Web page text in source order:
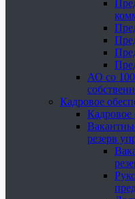
АО со
Кадровое
Кадровое
резерв